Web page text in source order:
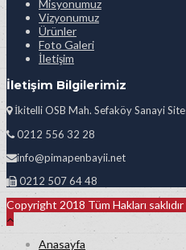
Misyonumuz
Vizyonumuz
Ürünler
Foto Galeri
İletişim
İletişim Bilgilerimiz
İkitelli OSB Mah. Sefaköy Sanayi
0212 556 32 28
info@pimapenbayii.net
0212 507 64 48
Copyright 2018 Tüm Hakları
Anasayfa